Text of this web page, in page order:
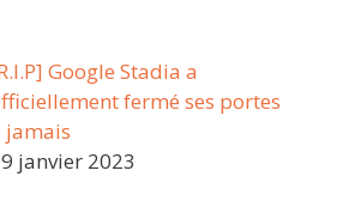
jeu
Google Stadia a
fermé ses portes
jamais
janvier 2023